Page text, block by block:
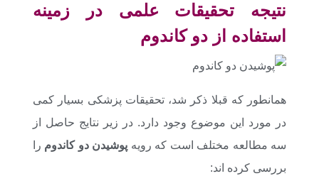
نتیجه تحقیقات علمی در زمینه
استفاده از دو کاندوم
همانطور که قبلا ذکر شد، تحقیقات پزشکی بسیار کمی
در مورد این موضوع وجود دارد. در زیر نتایج حاصل از
سه مطالعه مختلف است که رویه پوشیدن دو کاندوم را
بررسی کرده اند: